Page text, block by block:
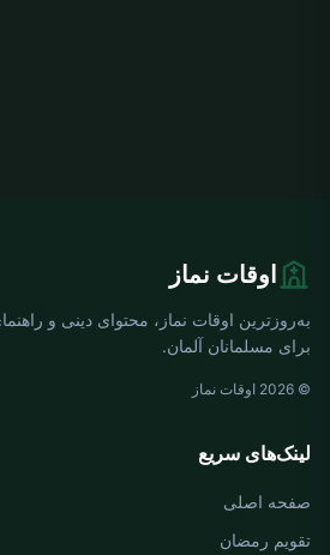
اوقات نماز
به‌روزترین اوقات نماز، محتوای دینی و
برای مسلمانان آلمان.
© 2026 اوقات نماز
لینک‌های سریع
صفحه اصلی
تقویم رمضان